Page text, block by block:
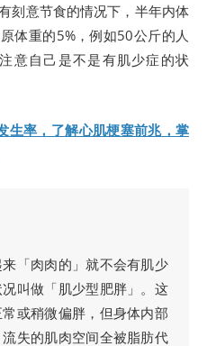
刻意节食的情况下，半年内体
体重的5%，例如50公斤的人
意自己是不是有肌少症的状
生率，了解心肌梗塞前兆，掌
「肉肉的」就不会有肌少
叫做「肌少型肥胖」。这
或稍微偏胖，但身体内部
失的肌肉空间全被脂肪代